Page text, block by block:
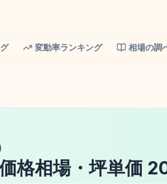
変動率ランキング 相場の調
格相場・坪単価